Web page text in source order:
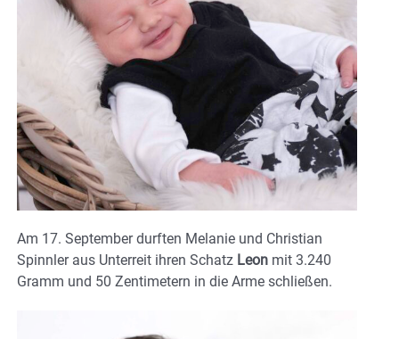
Am 17. September durften Melanie und Christian
Spinnler aus Unterreit ihren Schatz Leon mit 3.240
Gramm und 50 Zentimetern in die Arme schließen.